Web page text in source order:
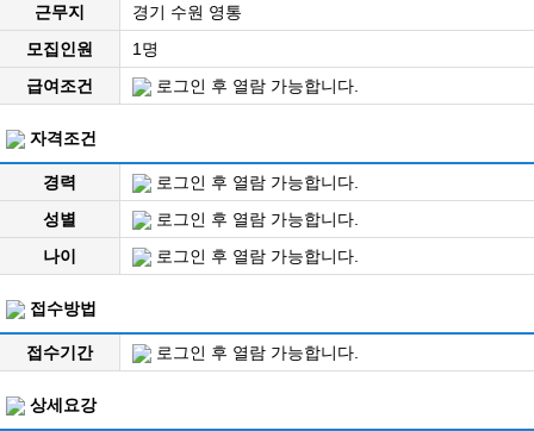
근무지
경기 수원 영통
모집인원
1명
급여조건
로그인 후 열람 가능합니다.
자격조건
경력
로그인 후 열람 가능합니다.
성별
로그인 후 열람 가능합니다.
나이
로그인 후 열람 가능합니다.
접수방법
접수기간 로그인 후 열람 가능합니다.
상세요강